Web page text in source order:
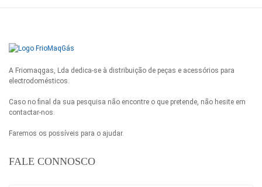
A Friomaqgas, Lda dedica-se à distribuição de peças e acessórios para
electrodomésticos.
Caso no final da sua pesquisa não encontre o que pretende, não hesite em
contactar-nos.
Faremos os possíveis para o ajudar.
FALE CONNOSCO